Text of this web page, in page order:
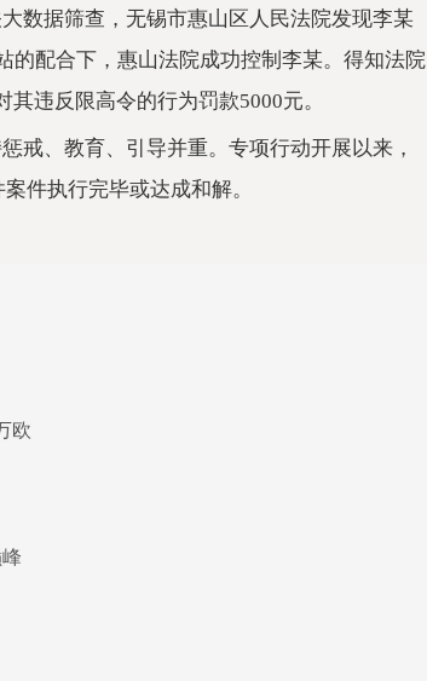
数据筛查，无锡市惠山区人民法院发现李某
的配合下，惠山法院成功控制李某。得知法院
违反限高令的行为罚款5000元。
戒、教育、引导并重。专项行动开展以来，
件执行完毕或达成和解。
欧